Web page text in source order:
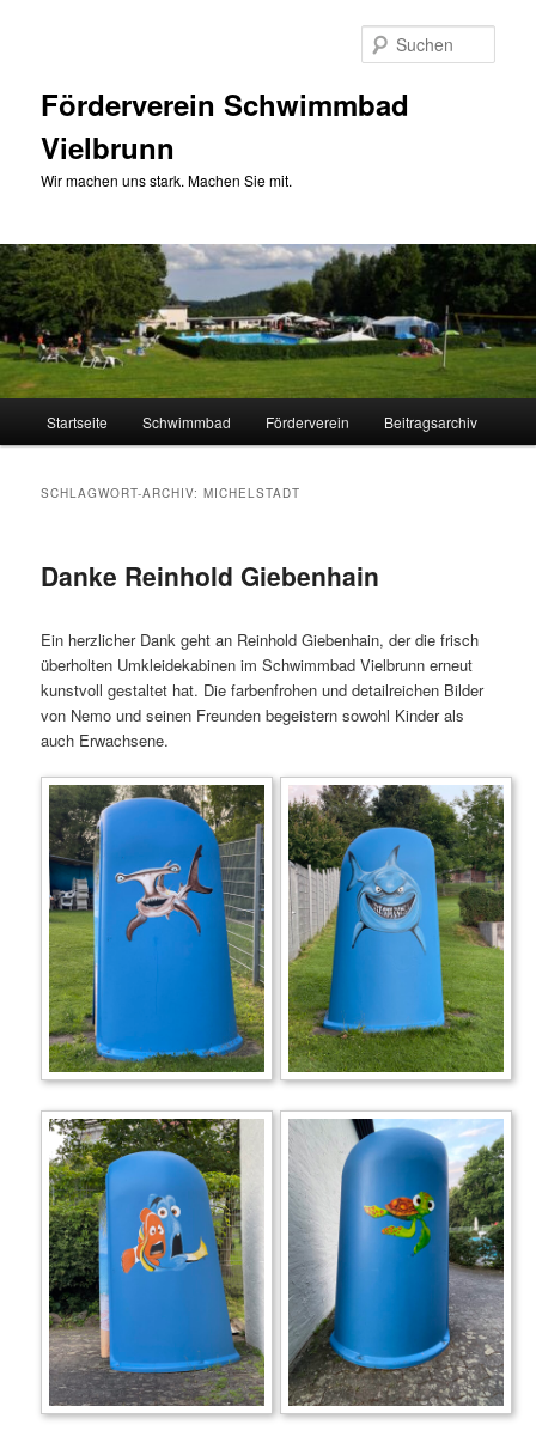
Förderverein Schwimmbad
Vielbrunn
Wir machen uns stark. Machen Sie mit.
Startseite Schwimmbad Förderverein Beitragsarchiv
SCHLAGWORT-ARCHIV:MICHELSTADT
Danke Reinhold Giebenhain
Ein herzlicher Dank geht an Reinhold Giebenhain, der die frisch
überholten Umkleidekabinen im Schwimmbad Vielbrunn erneut
kunstvoll gestaltet hat. Die farbenfrohen und detailreichen Bilder
von Nemo und seinen Freunden begeistern sowohl Kinder als
auch Erwachsene.